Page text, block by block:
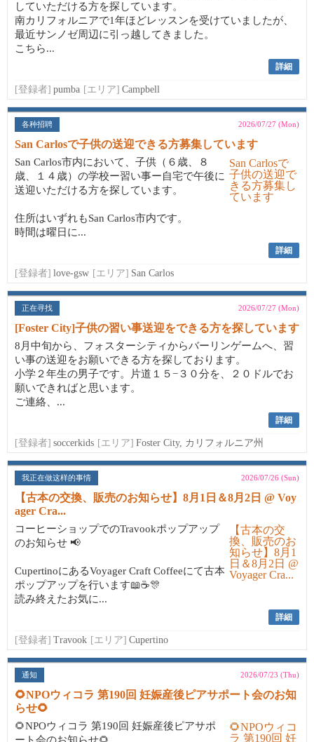
していただける方を探しています。
南カリフォルニアで1年ほどレッスンを受けていましたが、
最近サンノゼ周辺に引っ越してきました。
こちら...
詳細
[登録者] pumba [エリア] Campbell
各种招聘 2026/07/27 (Mon)
San Carlosで子供の送迎できる方募集しています
San Carlos市内において、子供（６歳、８
歳、１４歳）の学校ー習い事ー自宅で午後に
送迎いただける方を探しています。
住所はいずれもSan Carlos市内です。
時間は曜日に...
詳細
[登録者] love-gsw [エリア] San Carlos
正在寻找 2026/07/27 (Mon)
[Foster City]子供の習い事送迎をできる方を探しています
8月中旬から、フォスターシティからバーリンゲームへ、習
い事の送迎をお願いできる方を探しております。
小学２年生の男子です。片道１５−３０分を、２０ドルでお
願いできればと思います。
ご連絡、...
詳細
[登録者] soccerkids [エリア] Foster City, カリフォルニア州
我正在做这样的事情 2026/07/26 (Sun)
【古本の交換、販売のお知らせ】8月1日＆8月2日 @ Voy
ager Cra...
コーヒーショップでのTravookポップアップ
のお知らせ 📢
CupertinoにあるVoyager Craft Coffeeにて古本
ポップアップを行います📖☕🎊
読み終えたお気に...
詳細
[登録者] Travook [エリア] Cupertino
通知 2026/07/23 (Thu)
🌻NPOウィコラ 第190回 妊娠産後ピアサポート会のお知
らせ🌻
🌻NPOウィコラ 第190回 妊娠産後ピアサポ